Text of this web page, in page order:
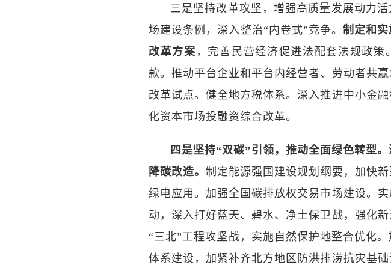
三是坚持改革攻坚，增强高质量发展动力
场建设条例，深入整治“内卷式”竞争。制定和
改革方案 ，完善民营经济促进法配套法规政策
款。推动平台企业和平台内经营者、劳动者共
改革试点。健全地方税体系。深入推进中小金
化资本市场投融资综合改革。
四是坚持“双碳”引领，推动全面绿色转型
降碳改造。制定能源强国建设规划纲要，加快
绿电应用。加强全国碳排放权交易市场建设。
动，深入打好蓝天、碧水、净土保卫战，强化
“三北”工程攻坚战，实施自然保护地整合优化
体系建设，加紧补齐北方地区防洪排涝抗灾基